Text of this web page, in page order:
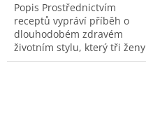
Popis Prostřednictvím
receptů vypráví příběh o
dlouhodobém zdravém
životním stylu, který tři ženy
středního věku žijí už léta.